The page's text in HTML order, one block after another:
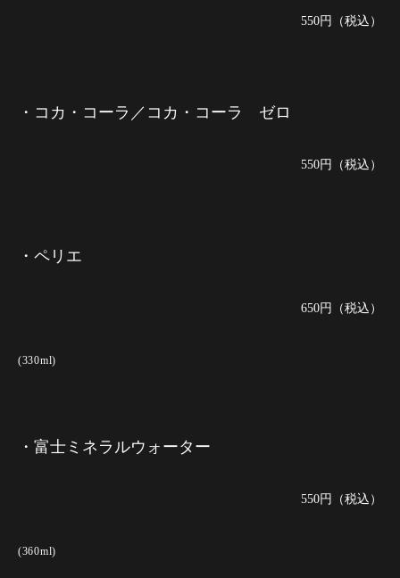
550円（税込）
・コカ・コーラ／コカ・コーラ ゼロ
550円（税込）
・ペリエ
650円（税込）
(330ml)
・富士ミネラルウォーター
550円（税込）
(360ml)